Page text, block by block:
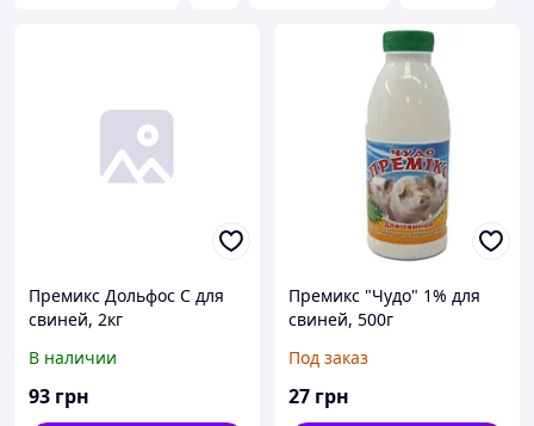
Премикс Дольфос С для
свиней, 2кг
В наличии
93 грн
Премикс "Чудо" 1% для
свиней, 500г
Под заказ
27 грн